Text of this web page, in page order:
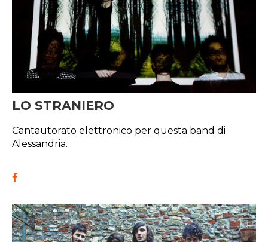
LO STRANIERO
Cantautorato elettronico per questa band di
Alessandria.